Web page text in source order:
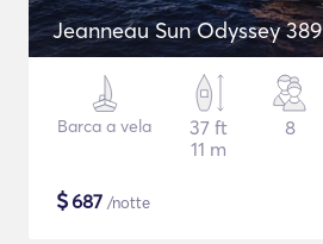
Jeanneau Sun Odyssey 389
Barca a vela
37 ft
11 m
8
$687 /notte